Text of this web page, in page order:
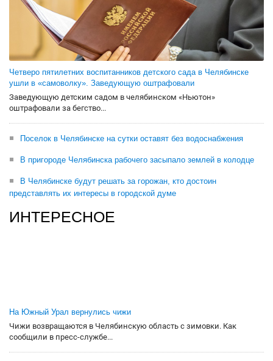
Четверо пятилетних воспитанников детского сада в Челябинске
ушли в «самоволку». Заведующую оштрафовали
Заведующую детским садом в челябинском «Ньютон»
оштрафовали за бегство...
Поселок в Челябинске на сутки оставят без водоснабжения
В пригороде Челябинска рабочего засыпало землей в колодце
В Челябинске будут решать за горожан, кто достоин
представлять их интересы в городской думе
ИНТЕРЕСНОЕ
На Южный Урал вернулись чижи
Чижи возвращаются в Челябинскую область с зимовки. Как
сообщили в пресс-службе...